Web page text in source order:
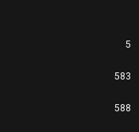
5
583
588